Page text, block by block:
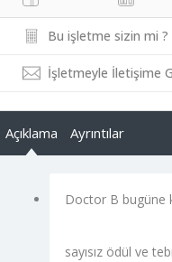
Bu işletme sizin mi ?
İşletmeyle İletişime
Açıklama Ayrıntılar
Doctor B bugüne
sayısız ödül ve